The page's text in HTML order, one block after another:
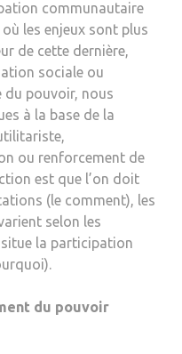
communautaire
les enjeux sont plus
de cette dernière,
sociale ou
du pouvoir, nous
à la base de la
ou renforcement de
est que l’on doit
(le comment), les
selon les
la participation
du pouvoir